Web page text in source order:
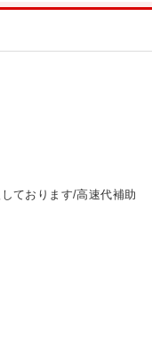
ております/高速代補助